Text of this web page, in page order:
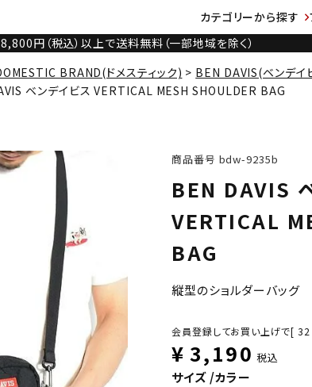
カテゴリーから探す
8,800円（税込）以上で送料無料（一部地域を除く）
BRAND(ドメスティック)
BEN DAVIS(ベンデイ
ベンデイビス VERTICAL MESH SHOULDER BAG
商品番号 bdw-9235b
BEN DAVIS
VERTICAL
BAG
縦型のショルダーバッグ
会員登録してお買い上げで[ 32
¥ 3,190 税込
サイズ カラー